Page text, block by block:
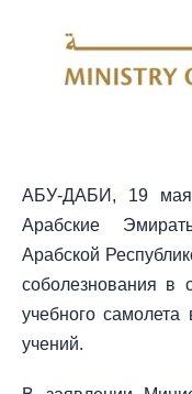
АБУ-ДАБИ, 19 мая
Арабские
Арабской
соболезнования в
учебного
учений.